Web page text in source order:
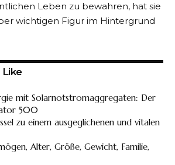
Leben zu bewahren, hat sie
wichtigen Figur im Hintergrund
mit Solarnotstromaggregaten: Der
500
zu einem ausgeglichenen und vitalen
Alter, Größe, Gewicht, Familie,